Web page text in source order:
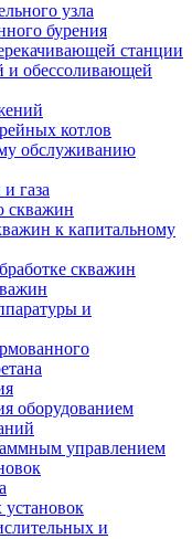
узла
бурения
станции
и обессоливающей
котлов
обслуживанию
газа
скважин
к капитальному
скважин
и
оборудованием
управлением
установок
и